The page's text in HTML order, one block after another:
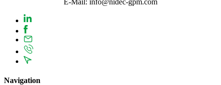
Navigation